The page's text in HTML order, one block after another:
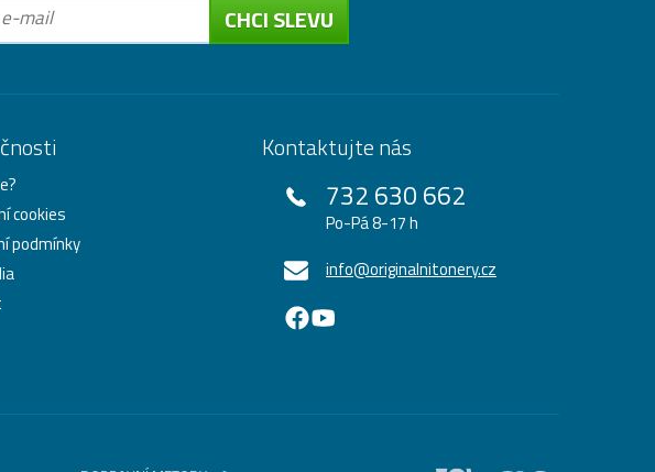
CHCI SLEVU
cookies
podmínky
Kontaktujte nás
732 630 662
Po-Pá 8-17 h
info@originalnitonery.cz